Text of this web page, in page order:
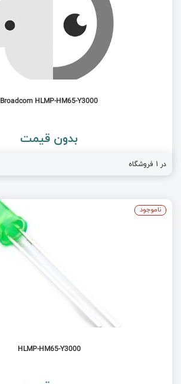
Broadcom HLMP-HM65-Y3000
بدون قیمت
در 1 فروشگاه
HLMP-HM65-Y3000
ناموجود